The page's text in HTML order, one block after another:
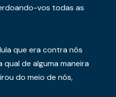
vos todas as
que era contra nós
qual de alguma maneira
do meio de nós,